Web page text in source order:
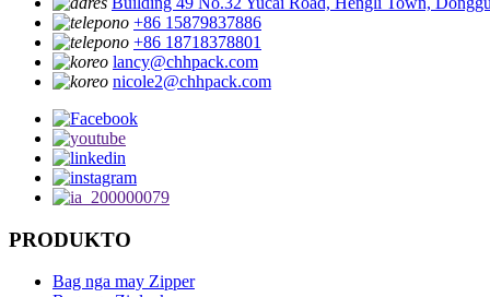
+86 15879837886
+86 18718378801
lancy@chhpack.com
nicole2@chhpack.com
PRODUKTO
Bag nga may Zipper